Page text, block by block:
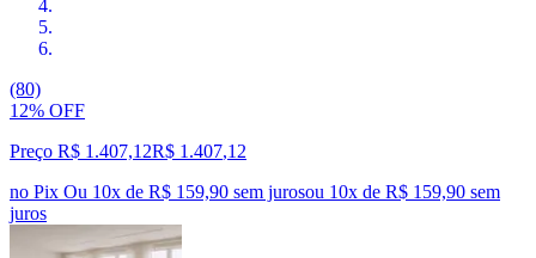
(80)
12% OFF
Preço R$ 1.407,12R$ 1.407,12
no Pix Ou 10x de R$ 159,90 sem jurosou 10x de R$ 159,90 sem
juros